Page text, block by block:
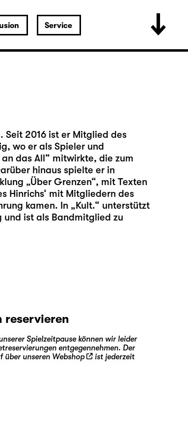
Service
Seit 2016 ist er Mitglied des
wo er als Spieler und
das All“ mitwirkte, die zum
hinaus spielte er in
„Über Grenzen“, mit Texten
Hinrichs‘ mit Mitgliedern des
kamen. In „Kult.“ unterstützt
und ist als Bandmitglied zu
reservieren
Spielzeitpause können wir leider
entgegennehmen. Der
über unseren Webshop
ist jederzeit